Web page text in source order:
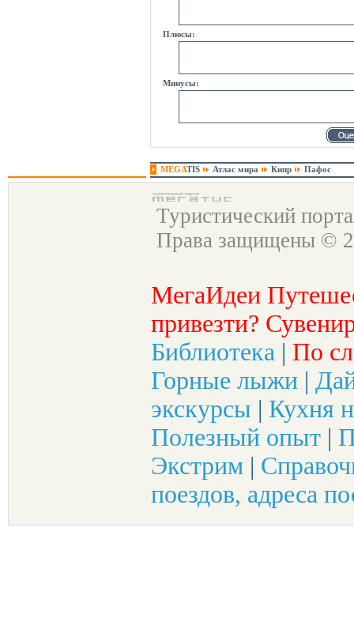
Плюсы:
Минусы:
MEGATIS Атлас мира Кипр Пафос
Туристический
Права защищены ©
МегаИдеи
привезти?
Библиотека | По
Горные лыжи |
экскурсы | Кухня
Полезный опыт |
Экстрим |
поездов, адреса